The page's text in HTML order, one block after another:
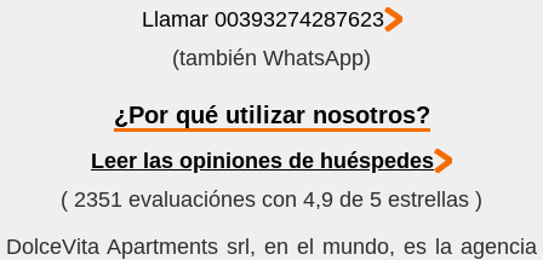
Llamar 00393274287623
(también WhatsApp)
¿Por qué utilizar nosotros?
Leer las opiniones de huéspedes
( 2351 evaluaciónes con 4,9 de 5 estrellas )
DolceVita Apartments srl, en el mundo, es la agencia